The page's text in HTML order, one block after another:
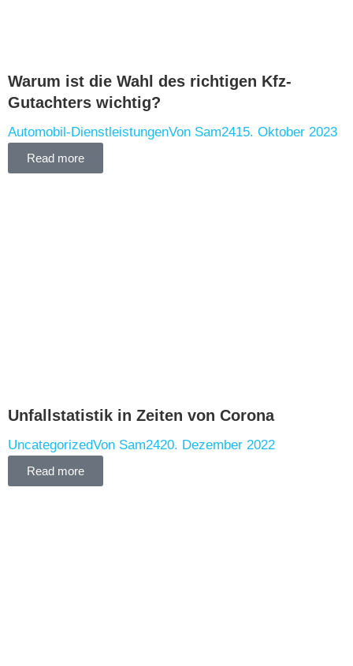
Warum ist die Wahl des richtigen Kfz-
Gutachters wichtig?
Automobil-DienstleistungenVon Sam2415. Oktober 2023
Read more
Unfallstatistik in Zeiten von Corona
UncategorizedVon Sam2420. Dezember 2022
Read more